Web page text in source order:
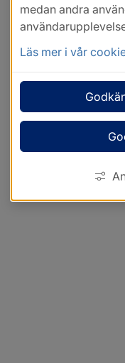
medan andra
Läs mer i vår